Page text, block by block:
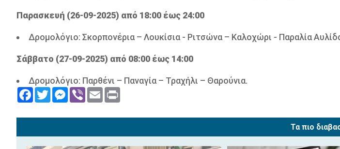
Παρασκευή (26-09-2025) από 18:00 έως 24:00
Δρομολόγιο: Σκορπονέρια – Λουκίσια - Ριτσώνα – Καλοχώρι - Παραλία
Σάββατο (27-09-2025) από 08:00 έως 14:00
Δρομολόγιο: Παρθένι – Παναγία – Τραχήλι – Θαρούνια.
FacebookTwitterMessenger
Viber Email Print
Τα πιο